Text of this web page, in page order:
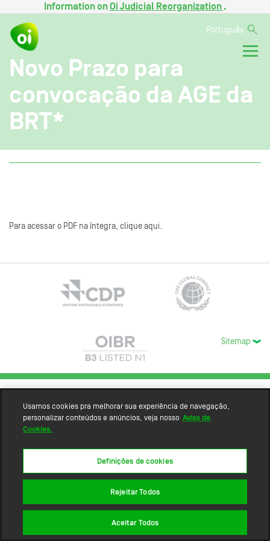
Information onOi Judicial Reorganization .
Português
Novo Prazo para
convocação da AGE da
BRT*
Para acessar o PDF na íntegra, clique aqui.
Sitemap
Usamos cookies pra melhorar sua experiência de navegação,
personalizar conteúdos e anúncios, veja nosso Aviso de
Cookies.
Definições de cookies
Rejeitar Todos
Aceitar Todos